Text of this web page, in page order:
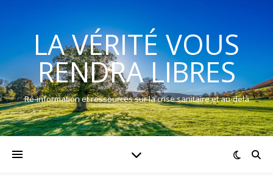
LA VÉRITÉ VOUS
RENDRA LIBRES
Ré-information et ressources sur la crise sanitaire et au-delà